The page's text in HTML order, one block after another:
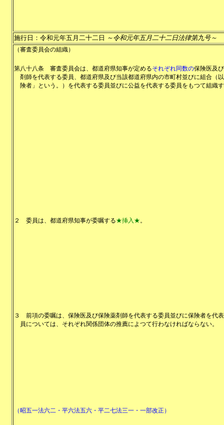
施行日：令和元年五月二十二日 ～令和元年五月二十二日法律第九号～
（審査委員会の組織）
第八十八条 審査委員会は、都道府県知事が定めるそれぞれ同数の保険医及
剤師を代表する委員、都道府県及び当該都道府県内の市町村並びに組合（
険者」という。）を代表する委員並びに公益を代表する委員をもつて組織
２ 委員は、都道府県知事が委嘱する★挿入★。
３
前項の委嘱は、保険医及び保険薬剤師を代表する委員並びに保険者を代
員については、それぞれ関係団体の推薦によつて行わなければならない。
（昭五一法六二・平六法五六・平二七法三一・一部改正）